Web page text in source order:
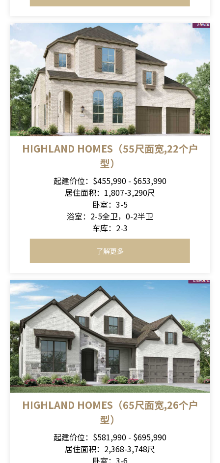
HIGHLAND HOMES（55尺面宽,22个户
型）
起建价位：$455,990 - $653,990
居住面积：1,807-3,290尺
卧室：3-5
浴室：2-5全卫，0-2半卫
车库：2-3
了解更多
HIGHLAND HOMES（65尺面宽,26个户
型）
起建价位：$581,990 - $695,990
居住面积：2,368-3,748尺